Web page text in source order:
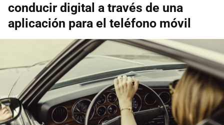
conducir digital a través de una
aplicación para el teléfono móvil